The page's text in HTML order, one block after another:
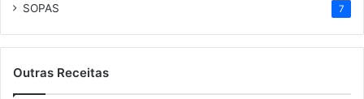
SOPAS 7
Outras Receitas